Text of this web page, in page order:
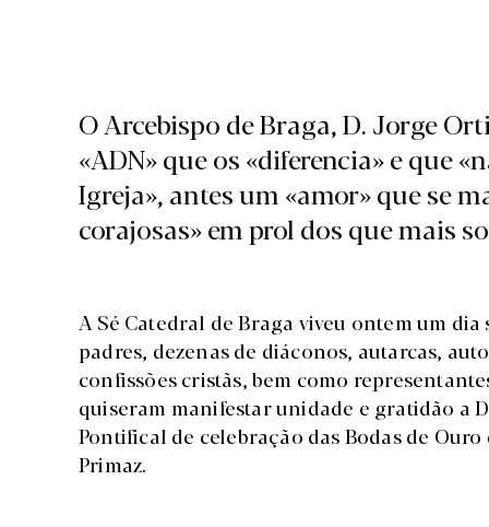
O Arcebispo de Braga, D. Jorge
«ADN» que os «diferencia» e que
Igreja», antes um «amor» que se
corajosas» em prol dos que mais
A Sé Catedral de Braga viveu ontem um
padres, dezenas de diáconos, autarcas,
confissões cristãs, bem como
quiseram manifestar unidade e gratidão a
Pontifical de celebração das Bodas de
Primaz.